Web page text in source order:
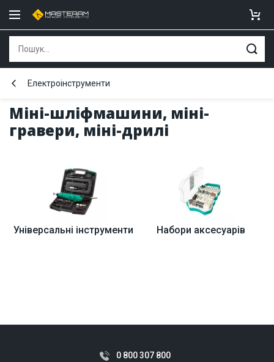
Міні-шліфмашини, міні-
гравери, міні-дрилі
Електроінструменти
Універсальні інструменти Набори аксесуарів
0 800 307 800